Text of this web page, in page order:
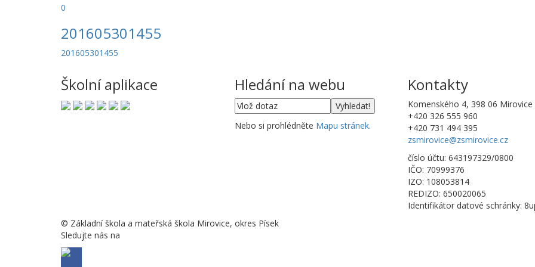
0
201605301455
201605301455
Školní aplikace Hledání na webu
Nebo si prohlédněte Mapu stránek.
Kontakty
Komenského 4, 398 06 Mirovice
+420 326 555 960
+420 731 494 395
zsmirovice@zsmirovice.cz
číslo účtu: 643197329/0800
IČO: 70999376
IZO: 108053814
REDIZO: 650020065
Identifikátor datové schránky:
© Základní škola a mateřská škola Mirovice, okres Písek
Sledujte nás na